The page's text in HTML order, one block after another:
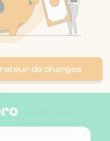
Tain-
❯
de charges